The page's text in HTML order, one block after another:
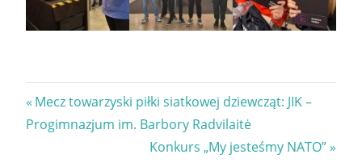
Nawigacja
wpisu
Previous
Post:
Mecz towarzyski piłki siatkowej dziewcząt: JIK –
Progimnazjum im. Barbory Radvilaitė
Next
Konkurs „My jesteśmy NATO”